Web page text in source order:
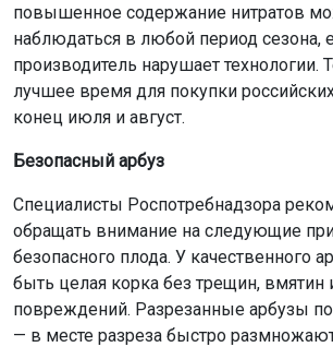
повышенное содержание нитратов
наблюдаться в любой период сезона,
производитель нарушает технологии.
лучшее время для покупки
конец июля и август.
Безопасный арбуз
Специалисты Роспотребнадзора
обращать внимание на следующие
безопасного плода. У качественного
быть целая корка без трещин, вмятин
повреждений. Разрезанные арбузы
— в месте разреза быстро